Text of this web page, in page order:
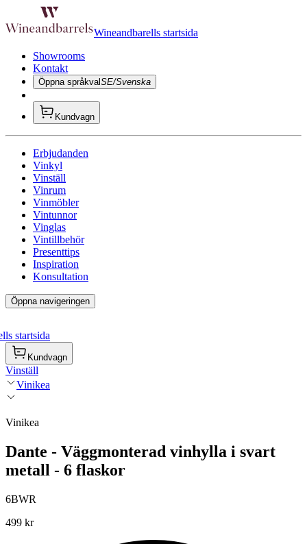
Wineandbarells startsida
Showrooms
Kontakt
Öppna språkvalSE/Svenska
Kundvagn
Erbjudanden
Vinkyl
Vinställ
Vinrum
Vinmöbler
Vintunnor
Vinglas
Vintillbehör
Presenttips
Inspiration
Konsultation
Öppna navigeringen
startsida
Kundvagn
Vinställ
Vinikea
Vinikea
Dante - Väggmonterad vinhylla i svart
metall - 6 flaskor
6BWR
499 kr